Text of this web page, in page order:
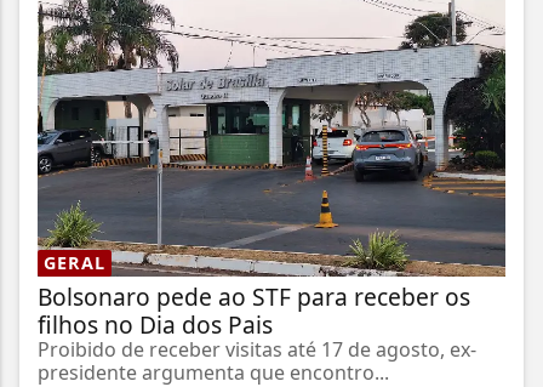
GERAL
Bolsonaro pede ao STF para receber os
filhos no Dia dos Pais
Proibido de receber visitas até 17 de agosto, ex-
presidente argumenta que encontro...